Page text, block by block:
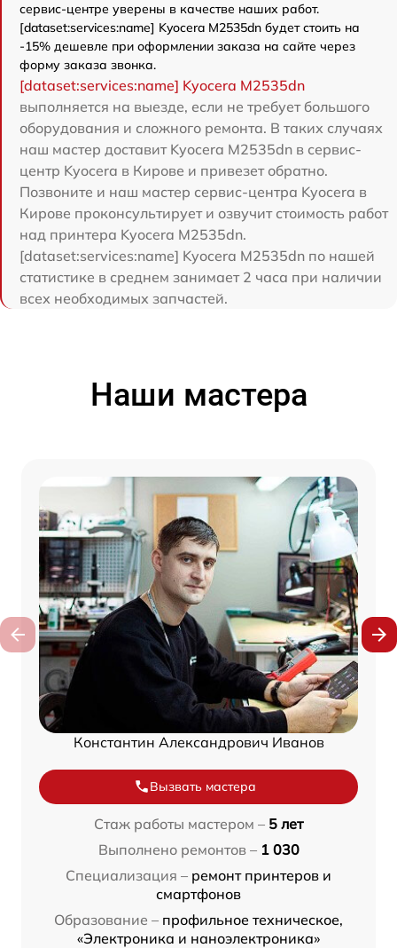
сервис-центре уверены в качестве наших работ.
[dataset:services:name] Kyocera M2535dn будет стоить на
-15% дешевле при оформлении заказа на сайте через
форму заказа звонка.
[dataset:services:name] Kyocera M2535dn
выполняется на выезде, если не требует большого
оборудования и сложного ремонта. В таких случаях
наш мастер доставит Kyocera M2535dn в сервис-
центр Kyocera в Кирове и привезет обратно.
Позвоните и наш мастер сервис-центра Kyocera в
Кирове проконсультирует и озвучит стоимость работ
над принтера Kyocera M2535dn.
[dataset:services:name] Kyocera M2535dn по нашей
статистике в среднем занимает 2 часа при наличии
всех необходимых запчастей.
Наши мастера
Константин Александрович Иванов
Вызвать мастера
Стаж работы мастером – 5 лет
Выполнено ремонтов – 1 030
Специализация – ремонт принтеров и
смартфонов
Образование – профильное техническое,
«Электроника и наноэлектроника»